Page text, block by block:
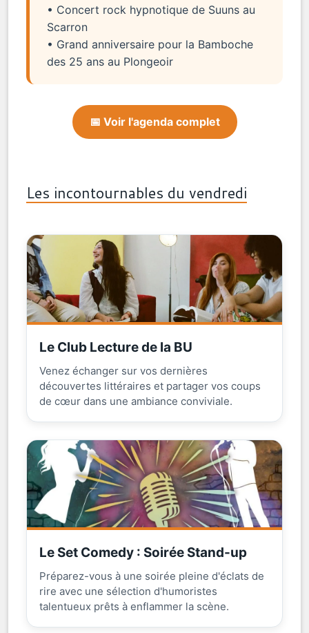
• Concert rock hypnotique de Suuns au
Scarron
• Grand anniversaire pour la Bamboche
des 25 ans au Plongeoir
📅 Voir l'agenda complet
Les incontournables du vendredi
Le Club Lecture de la BU
Venez échanger sur vos dernières
découvertes littéraires et partager vos coups
de cœur dans une ambiance conviviale.
Le Set Comedy : Soirée Stand-up
Préparez-vous à une soirée pleine d'éclats de
rire avec une sélection d'humoristes
talentueux prêts à enflammer la scène.